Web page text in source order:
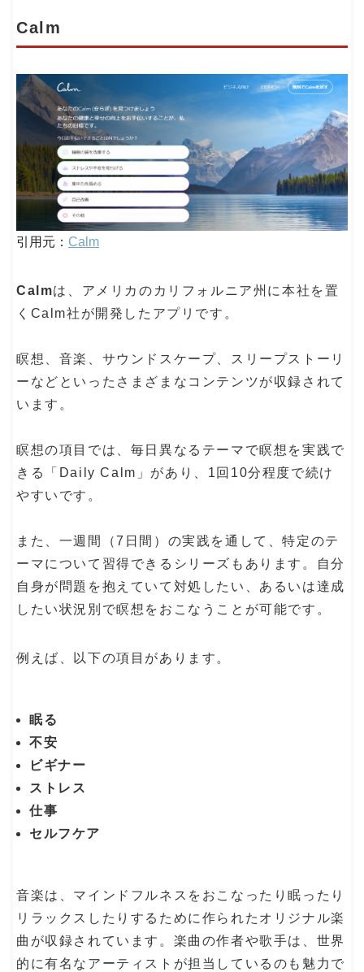
Calm
引用元： Calm
Calmは、アメリカのカリフォルニア州に本社を置
くCalm社が開発したアプリです。
瞑想、音楽、サウンドスケープ、スリープストーリ
ーなどといったさまざまなコンテンツが収録されて
います。
瞑想の項目では、毎日異なるテーマで瞑想を実践で
きる「Daily Calm」があり、1回10分程度で続け
やすいです。
また、一週間（7日間）の実践を通して、特定のテ
ーマについて習得できるシリーズもあります。自分
自身が問題を抱えていて対処したい、あるいは達成
したい状況別で瞑想をおこなうことが可能です。
例えば、以下の項目があります。
眠る
不安
ビギナー
ストレス
仕事
セルフケア
音楽は、マインドフルネスをおこなったり眠ったり
リラックスしたりするために作られたオリジナル楽
曲が収録されています。楽曲の作者や歌手は、世界
的に有名なアーティストが担当しているのも魅力で